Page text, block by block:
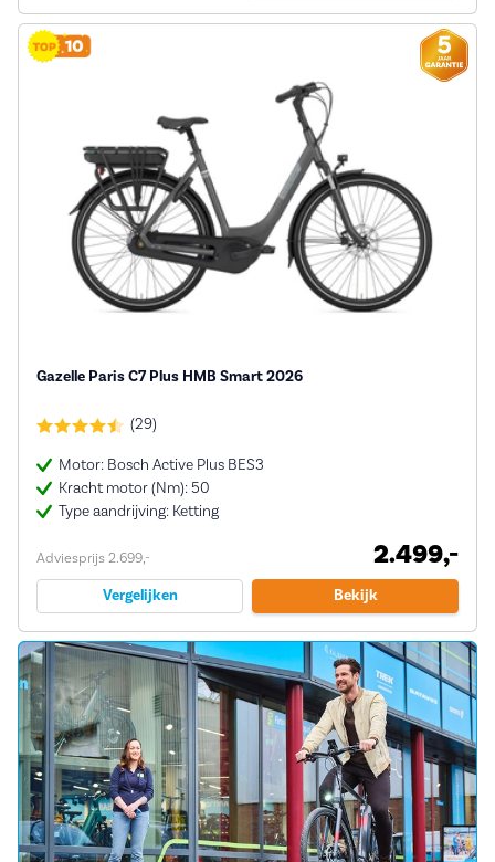
Gazelle Paris C7 Plus HMB Smart 2026
(29)
Motor: Bosch Active Plus BES3
Kracht motor (Nm): 50
Type aandrijving: Ketting
Adviesprijs 2.699,- 2.499,-
Vergelijken Bekijk